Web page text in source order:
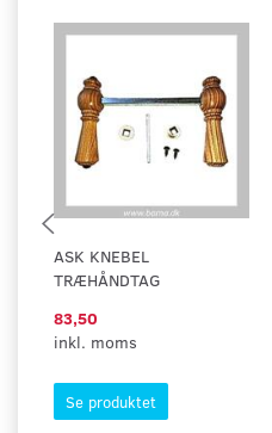
ASK KNEBEL
TRÆHÅNDTAG
83,50
inkl. moms
Se produktet